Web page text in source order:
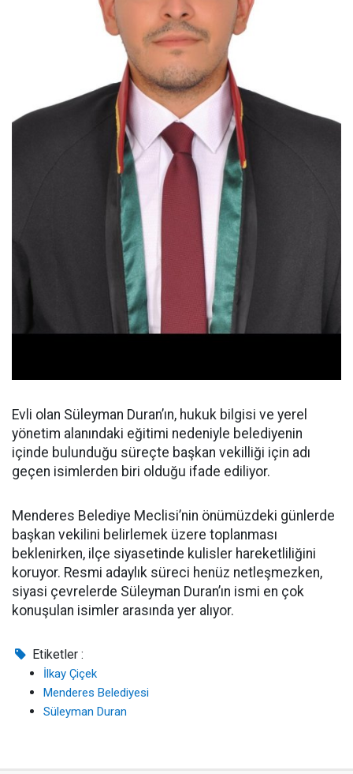
Evli olan Süleyman Duran’ın, hukuk bilgisi ve yerel
yönetim alanındaki eğitimi nedeniyle belediyenin
içinde bulunduğu süreçte başkan vekilliği için adı
geçen isimlerden biri olduğu ifade ediliyor.
Menderes Belediye Meclisi’nin önümüzdeki günlerde
başkan vekilini belirlemek üzere toplanması
beklenirken, ilçe siyasetinde kulisler hareketliliğini
koruyor. Resmi adaylık süreci henüz netleşmezken,
siyasi çevrelerde Süleyman Duran’ın ismi en çok
konuşulan isimler arasında yer alıyor.
Etiketler :
İlkay Çiçek
Menderes Belediyesi
Süleyman Duran